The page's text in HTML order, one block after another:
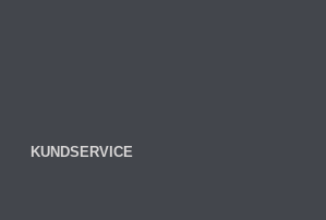
KUNDSERVICE